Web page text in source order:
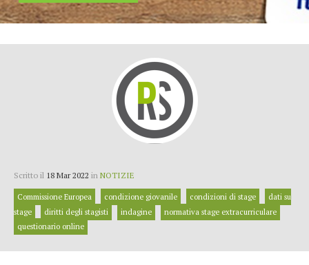
Scritto il 18 Mar 2022 in NOTIZIE
Commissione Europea condizione giovanile condizioni di stage
dati su
stage
diritti degli stagisti indagine
normativa stage extracurriculare
questionario online